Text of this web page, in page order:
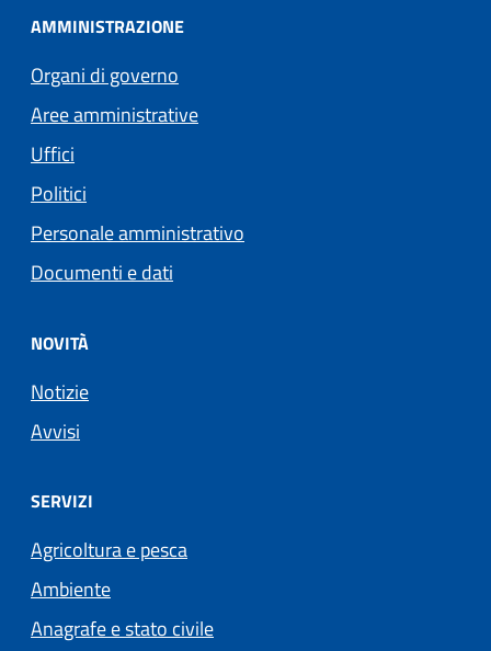
AMMINISTRAZIONE
Organi di governo
Aree amministrative
Uffici
Politici
Personale amministrativo
Documenti e dati
NOVITÀ
Notizie
Avvisi
SERVIZI
Agricoltura e pesca
Ambiente
Anagrafe e stato civile